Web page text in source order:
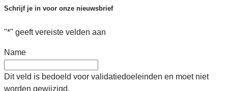
Schrijf je in voor onze nieuwsbrief
"*" geeft vereiste velden aan
Name
Dit veld is bedoeld voor validatiedoeleinden en moet niet
worden gewijzigd.